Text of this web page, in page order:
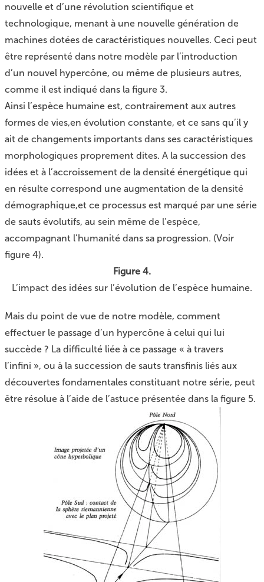
nouvelle et d’une révolution scientifique et
technologique, menant à une nouvelle génération de
machines dotées de caractéristiques nouvelles. Ceci peut
être représenté dans notre modèle par l’introduction
d’un nouvel hypercône, ou même de plusieurs autres,
comme il est indiqué dans la figure 3.
Ainsi l’espèce humaine est, contrairement aux autres
formes de vies,en évolution constante, et ce sans qu’il y
ait de changements importants dans ses caractéristiques
morphologiques proprement dites. A la succession des
idées et à l’accroissement de la densité énergétique qui
en résulte correspond une augmentation de la densité
démographique,et ce processus est marqué par une série
de sauts évolutifs, au sein même de l’espèce,
accompagnant l’humanité dans sa progression. (Voir
figure 4).
Figure 4.
L’impact des idées sur l’évolution de l’espèce humaine.
Mais du point de vue de notre modèle, comment
effectuer le passage d’un hypercône à celui qui lui
succède ? La difficulté liée à ce passage « à travers
l’infini », ou à la succession de sauts transfinis liés aux
découvertes fondamentales constituant notre série, peut
être résolue à l’aide de l’astuce présentée dans la figure 5.